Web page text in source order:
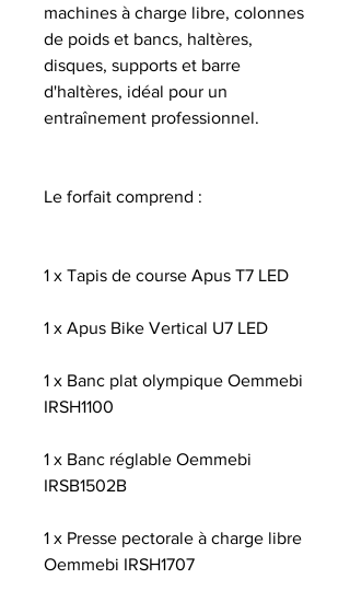
machines à charge libre, colonnes
de poids et bancs, haltères,
disques, supports et barre
d'haltères, idéal pour un
entraînement professionnel.
Le forfait comprend :
1 x Tapis de course Apus T7 LED
1 x Apus Bike Vertical U7 LED
1 x Banc plat olympique Oemmebi
IRSH1100
1 x Banc réglable Oemmebi
IRSB1502B
1 x Presse pectorale à charge libre
Oemmebi IRSH1707